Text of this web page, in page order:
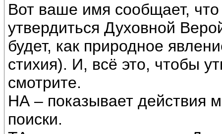
Вот ваше имя сообщает,
утвердиться Духовной
будет, как природное
стихия). И, всё это, чтобы
смотрите.
НА – показывает действия
поиски.